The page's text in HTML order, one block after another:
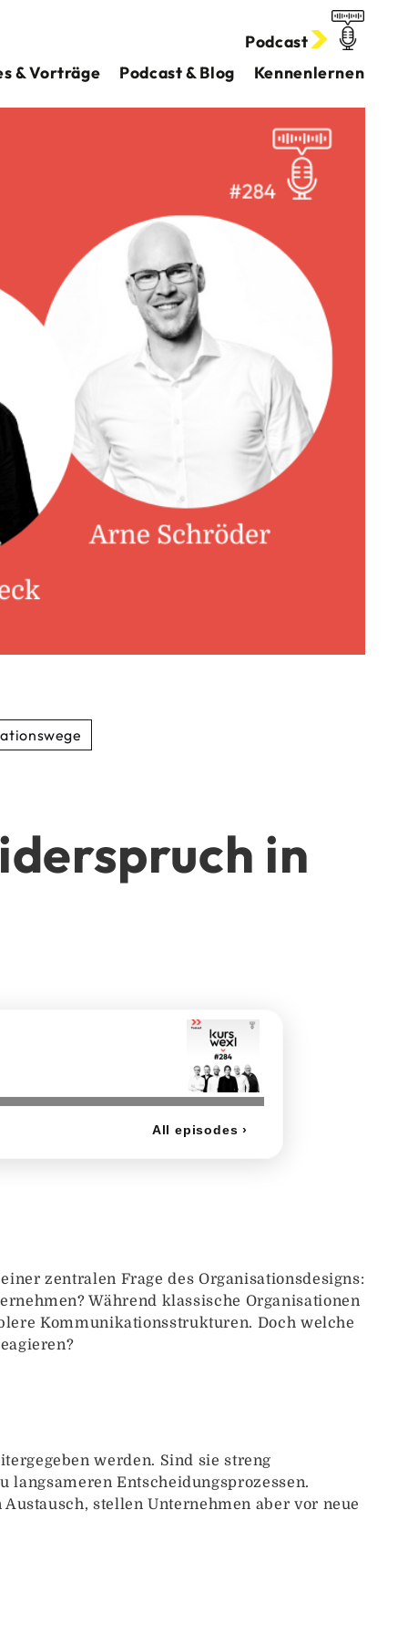
Podcast
& Vorträge
Podcast & Blog Kennenlernen
in
zentralen Frage des Organisationsdesigns:
Während klassische Organisationen
Kommunikationsstrukturen. Doch welche
werden. Sind sie streng
Entscheidungsprozessen.
stellen Unternehmen aber vor neue